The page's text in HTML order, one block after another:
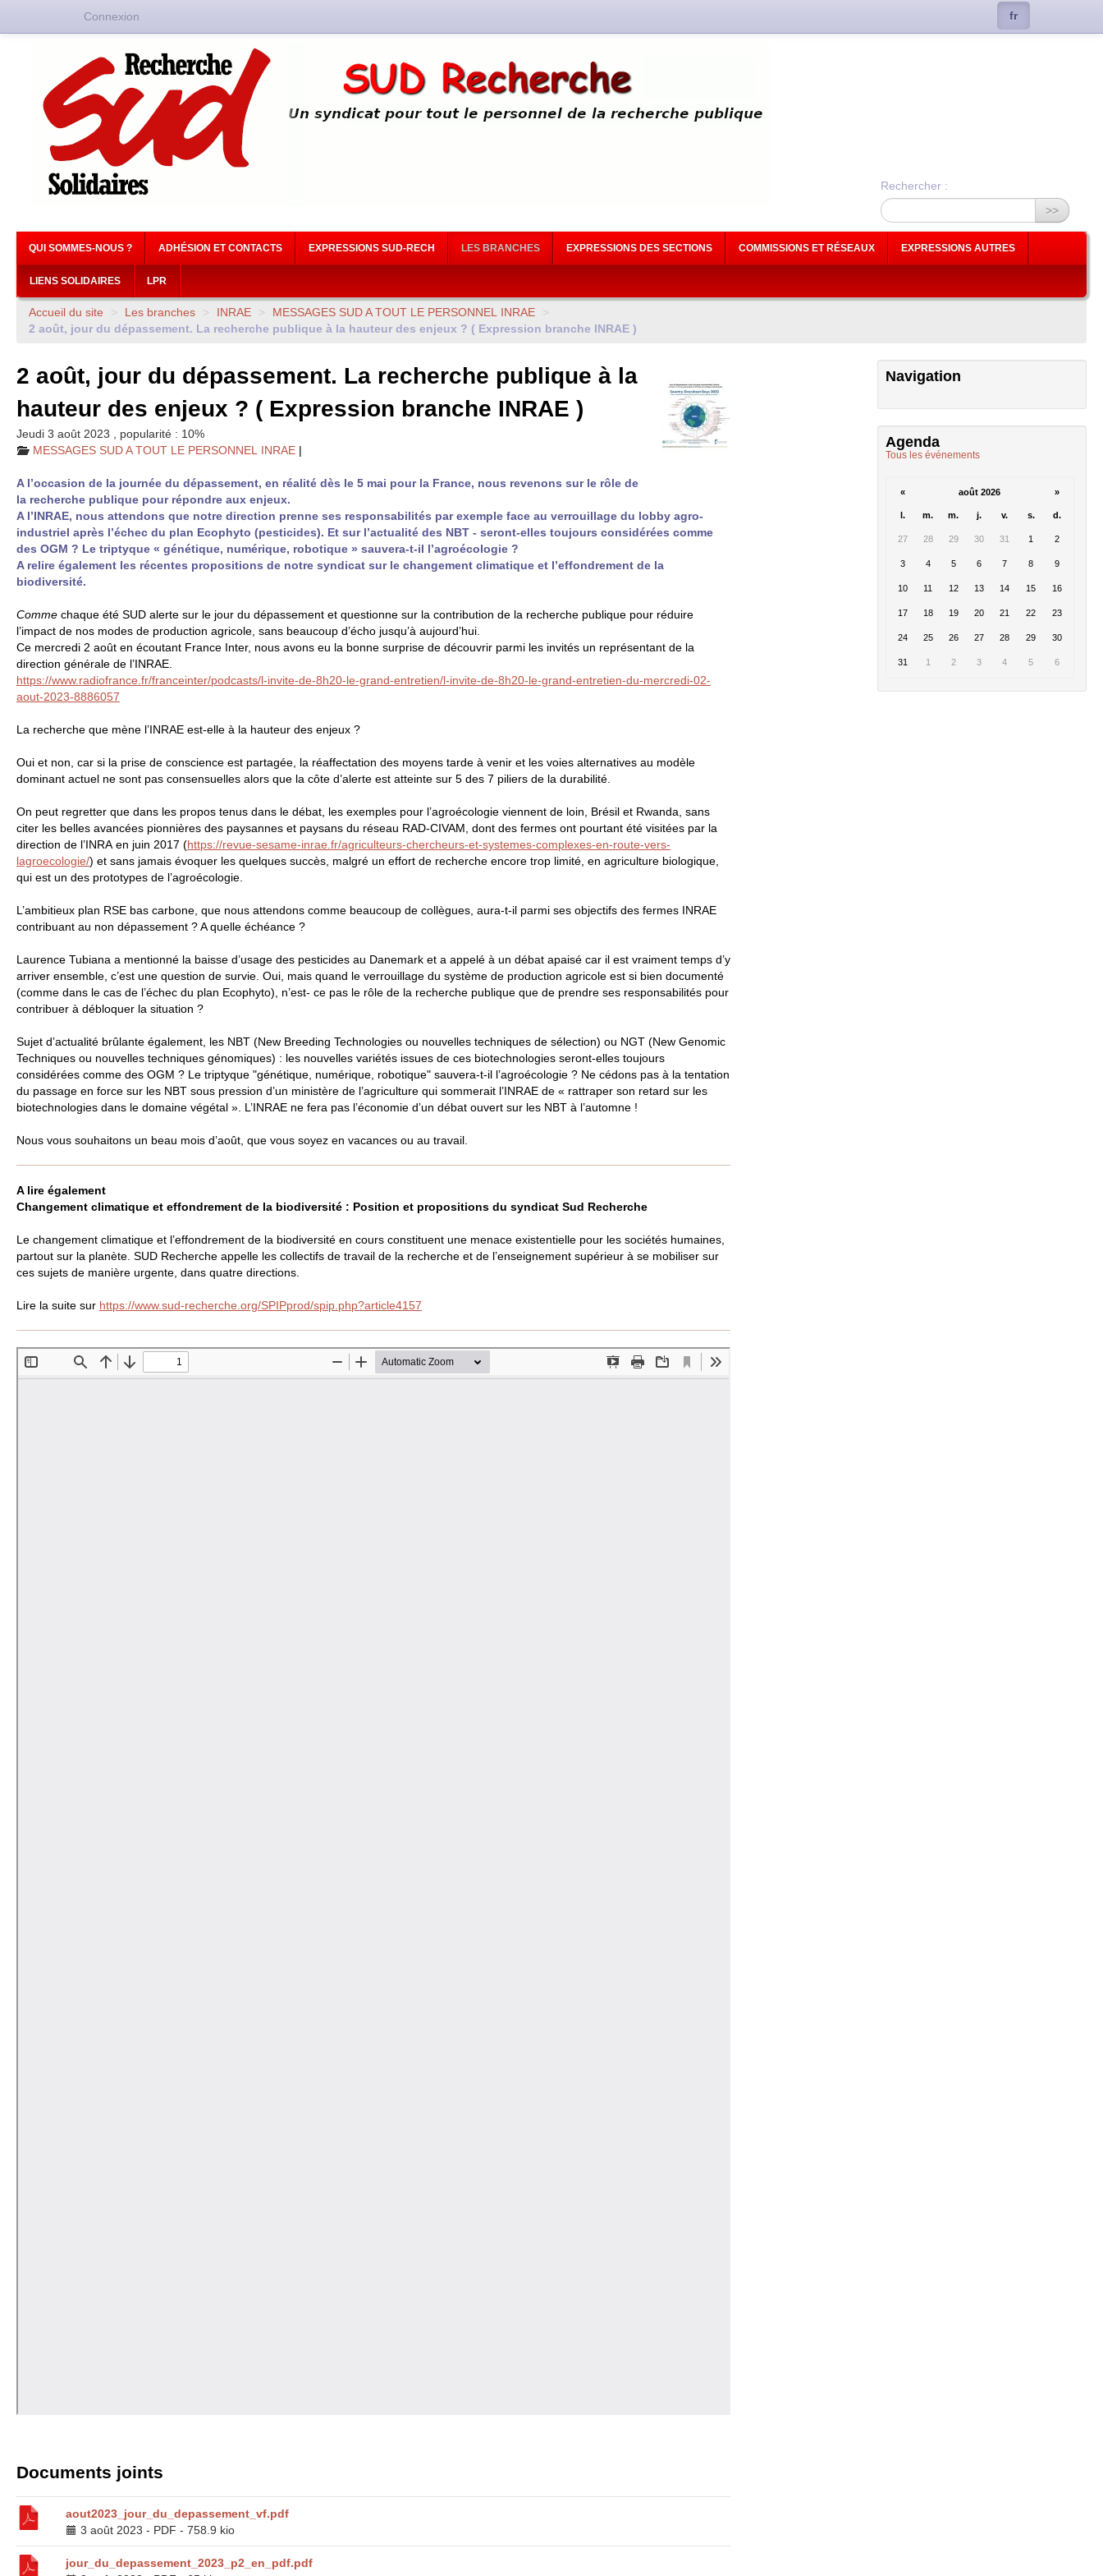
Rechercher :
>>
QUI SOMMES-NOUS ? ADHÉSION ET CONTACTS EXPRESSIONS SUD-RECH LES BRANCHES EXPRESSIONS DES SECTIONS COMMISSIONS ET RÉSEAUX EXPRESSIONS AUTRES
LIENS SOLIDAIRES LPR
Accueil du site > Les branches > INRAE > MESSAGES SUDATOUT LE PERSONNEL INRAE
>
2 août, jour du dépassement. La recherche publique à la hauteur des enjeux ? ( Expression branche INRAE )
2 août, jour du dépassement. La recherche publique à la
hauteur des enjeux ? ( Expression branche INRAE )
Jeudi 3 août 2023
popularité : 10%
MESSAGES SUDATOUT LE PERSONNEL INRAE |
A l’occasion de la journée du dépassement, en réalité dès le 5 mai pour la France, nous revenons sur le rôle de
la recherche publique pour répondre aux enjeux.
A l’INRAE, nous attendons que notre direction prenne ses responsabilités par exemple face au verrouillage du lobby agro-
industriel après l’échec du plan Ecophyto (pesticides). Et sur l’actualité des NBT - seront-elles toujours considérées comme
des OGM ? Le triptyque « génétique, numérique, robotique » sauvera-t-il l’agroécologie ?
A relire également les récentes propositions de notre syndicat sur le changement climatique et l’effondrement de la
biodiversité.
Comme chaque été SUD alerte sur le jour du dépassement et questionne sur la contribution de la recherche publique pour réduire
l’impact de nos modes de production agricole, sans beaucoup d’écho jusqu’à aujourd’hui.
Ce mercredi 2 août en écoutant France Inter, nous avons eu la bonne surprise de découvrir parmi les invités un représentant de la
direction générale de l’INRAE
https://www.radiofrance.fr/franceinter/podcasts/l-invite-de-8h20-le-grand-entretien/l-invite-de-8h20-le-grand-entretien-du-mercredi-02-
aout-2023-8886057
La recherche que mène l’INRAE est-elle à la hauteur des enjeux ?
Oui et non, car si la prise de conscience est partagée, la réaffectation des moyens tarde à venir et les voies alternatives au modèle
dominant actuel ne sont pas consensuelles alors que la côte d’alerte est atteinte sur 5 des 7 piliers de la durabilité.
On peut regretter que dans les propos tenus dans le débat, les exemples pour l’agroécologie viennent de loin, Brésil et Rwanda, sans
citer les belles avancées pionnières des paysannes et paysans du réseau RAD-CIVAM , dont des fermes ont pourtant été visitées par la
direction de l’INRA en juin 2017 (https://revue-sesame-inrae.fr/agriculteurs-chercheurs-et-systemes-complexes-en-route-vers-
lagroecologie/) et sans jamais évoquer les quelques succès, malgré un effort de recherche encore trop limité, en agriculture biologique,
qui est un des prototypes de l’agroécologie.
L’ambitieux plan RSE bas carbone, que nous attendons comme beaucoup de collègues, aura-t-il parmi ses objectifs des fermes INRAE
contribuant au non dépassement ? A quelle échéance ?
Laurence Tubiana a mentionné la baisse d’usage des pesticides au Danemark et a appelé à un débat apaisé car il est vraiment temps d’y
arriver ensemble, c’est une question de survie. Oui, mais quand le verrouillage du système de production agricole est si bien documenté
(comme dans le cas de l’échec du plan Ecophyto), n’est- ce pas le rôle de la recherche publique que de prendre ses responsabilités pour
contribuer à débloquer la situation ?
Sujet d’actualité brûlante également, les NBT (New Breeding Technologies ou nouvelles techniques de sélection) ou NGT (New Genomic
Techniques ou nouvelles techniques génomiques) : les nouvelles variétés issues de ces biotechnologies seront-elles toujours
considérées comme des OGM ? Le triptyque "génétique, numérique, robotique" sauvera-t-il l’agroécologie ? Ne cédons pas à la tentation
du passage en force sur les NBT sous pression d’un ministère de l’agriculture qui sommerait l’INRAE de « rattraper son retard sur les
biotechnologies dans le domaine végétal ». L’INRAE ne fera pas l’économie d’un débat ouvert sur les NBT à l’automne !
Nous vous souhaitons un beau mois d’août, que vous soyez en vacances ou au travail.
A lire également
Changement climatique et effondrement de la biodiversité : Position et propositions du syndicat Sud Recherche
Le changement climatique et l’effondrement de la biodiversité en cours constituent une menace existentielle pour les sociétés humaines,
partout sur la planète. SUD Recherche appelle les collectifs de travail de la recherche et de l’enseignement supérieur à se mobiliser sur
ces sujets de manière urgente, dans quatre directions.
Lire la suite sur https://www.sud-recherche.org/SPIPprod/spip.php?article4157
Documents joints
aout2023_jour_du_depassement_vf.pdf
3 août 2023 - PDF - 758.9 kio
jour_du_depassement_2023_p2_en_pdf.pdf
Navigation
Agenda
Tous les événements
« août 2026 »
l. m. m. j. v. s. d.
27 28 29 30 31 1 2
3 4 5 6 7 8 9
10 11 12 13 14 15 16
17 18 19 20 21 22 23
24 25 26 27 28 29 30
31 1 2 3 4 5 6
Connexion fr